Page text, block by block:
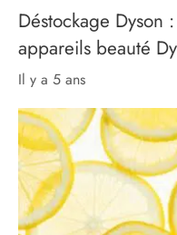
Déstockage Dyson
appareils beauté
il y a 5 ans